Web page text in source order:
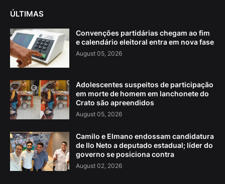
ÚLTIMAS
Convenções partidárias chegam ao fim
e calendário eleitoral entra em nova fase
August 05, 2026
Adolescentes suspeitos de participação
em morte de homem em lanchonete do
Crato são apreendidos
August 05, 2026
Camilo e Elmano endossam candidatura
de Ilo Neto a deputado estadual; líder do
governo se posiciona contra
August 02, 2026